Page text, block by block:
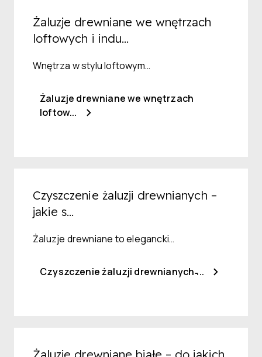
Żaluzje drewniane we wnętrzach
loftowych i indu...
Wnętrza w stylu loftowym…
Żaluzje drewniane we wnętrzach
loftow...
Czyszczenie żaluzji drewnianych –
jakie s...
Żaluzje drewniane to elegancki…
Czyszczenie żaluzji drewnianych ̵...